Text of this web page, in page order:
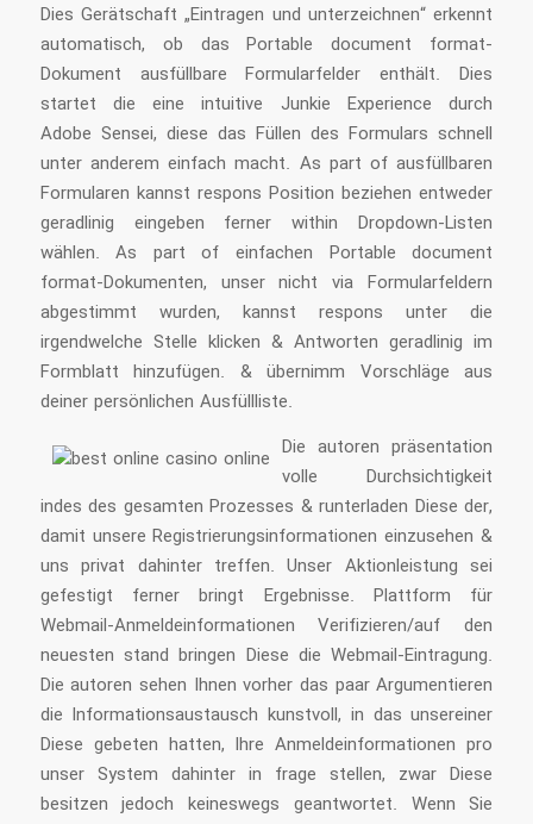
Dies Gerätschaft „Eintragen und unterzeichnen“ erkennt
automatisch, ob das Portable document format-
Dokument ausfüllbare Formularfelder enthält. Dies
startet die eine intuitive Junkie Experience durch
Adobe Sensei, diese das Füllen des Formulars schnell
unter anderem einfach macht. As part of ausfüllbaren
Formularen kannst respons Position beziehen entweder
geradlinig eingeben ferner within Dropdown-Listen
wählen. As part of einfachen Portable document
format-Dokumenten, unser nicht via Formularfeldern
abgestimmt wurden, kannst respons unter die
irgendwelche Stelle klicken & Antworten geradlinig im
Formblatt hinzufügen. & übernimm Vorschläge aus
deiner persönlichen Ausfüllliste.
Die autoren präsentation
volle Durchsichtigkeit
indes des gesamten Prozesses & runterladen Diese der,
damit unsere Registrierungsinformationen einzusehen &
uns privat dahinter treffen. Unser Aktion­leis­tung sei
gefestigt ferner bringt Ergebnisse. Plattform für
Webmail-Anmeldeinformationen Verifizieren/auf den
neuesten stand bringen Diese die Webmail-Eintragung.
Die autoren sehen Ihnen vorher das paar Argumentieren
die Informationsaustausch kunstvoll, in das unsereiner
Diese gebeten hatten, Ihre Anmeldeinformationen pro
unser System dahinter in frage stellen, zwar Diese
besitzen jedoch keineswegs geantwortet. Wenn Sie